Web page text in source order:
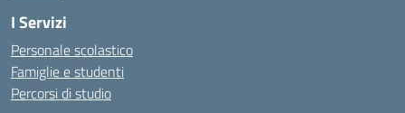
I Servizi
Personale scolastico
Famiglie e studenti
Percorsi di studio